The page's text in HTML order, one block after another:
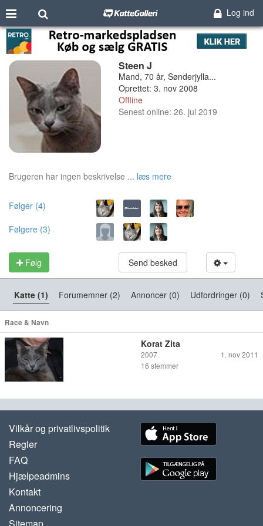
Log ind
Steen J
Mand, 70 år, Sønderjylla...
Oprettet: 3. nov 2008
Offline
Senest online: 26. jul 2019
Brugeren har ingen beskrivelse ... læs mere
Følger (4)
Følgere (3)
Følg Send besked
Katte (1) Forumemner (2) Annoncer (0) Udfordringer (0)
Race & Navn
Korat Zita
2007
1. nov 2011
16 stemmer
Vilkår og privatlivspolitik
Regler
FAQ
Hjælpeadmins
Kontakt
Annoncering
Sitemap